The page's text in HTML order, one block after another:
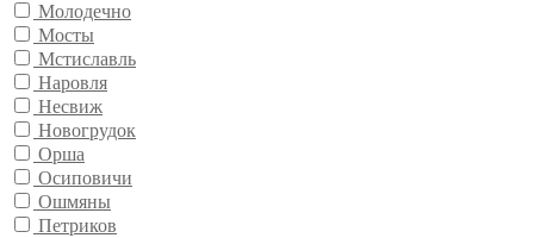
Молодечно
Мосты
Мстиславль
Наровля
Несвиж
Новогрудок
Орша
Осиповичи
Ошмяны
Петриков